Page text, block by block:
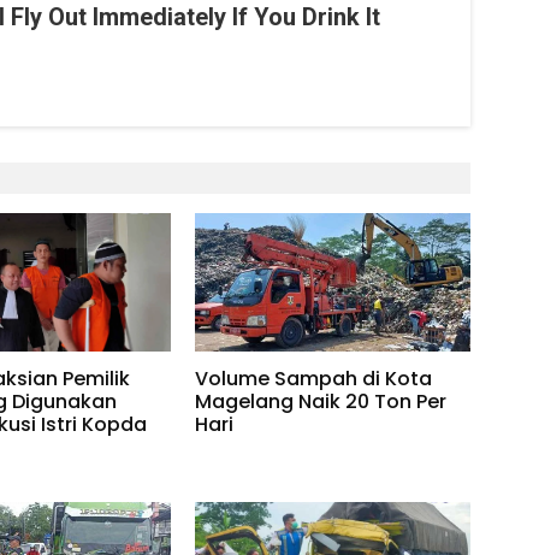
Fly Out Immediately If You Drink It
Pemilik
Digunakan
Istri Kopda
Volume Sampah di Kota
Magelang Naik 20 Ton Per
Hari